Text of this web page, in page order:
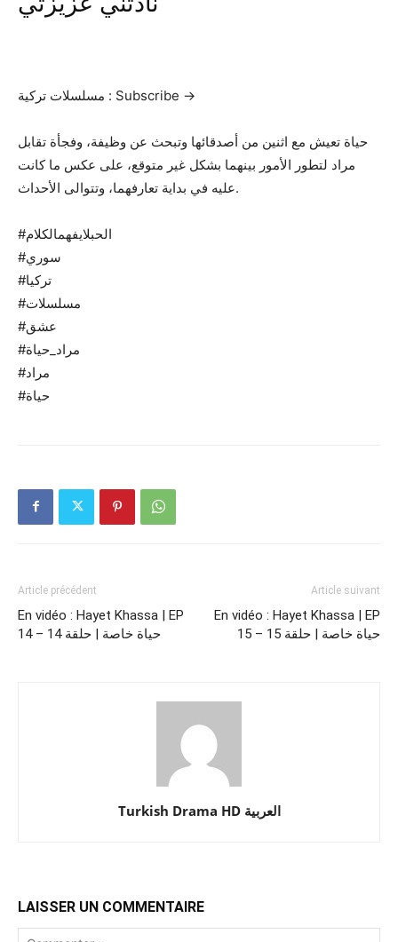
مسلسلات تركية : Subscribe →
حياة تعيش مع اثنين من أصدقائها وتبحث عن وظيفة، وفجأة تقابل
مراد لتطور الأمور بينهما بشكل غير متوقع، على عكس ما كانت
عليه في بداية تعارفهما، وتتوالى الأحداث.‎
#الحبلايفهمالكلام
#سوري
#تركيا
#مسلسلات
#عشق
#مراد_حياة
#مراد
#حياة
Article précédent
En vidéo : Hayet Khassa | EP
14 – حياة خاصة | حلقة 14
Article suivant
En vidéo : Hayet Khassa | EP
15 – حياة خاصة | حلقة 15
Turkish Drama HD العربية
LAISSER UN COMMENTAIRE